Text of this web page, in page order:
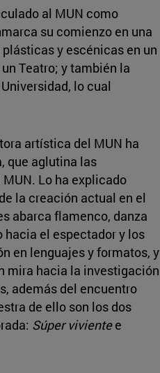
al MUN como
su comienzo en una
y escénicas en un
Teatro; y también la
lo cual
artística del MUN ha
que aglutina las
Lo ha explicado
la creación actual en el
abarca flamenco, danza
el espectador y los
en lenguajes y formatos, y
mira hacia la investigación
además del encuentro
de ello son los dos
Súper vivientee